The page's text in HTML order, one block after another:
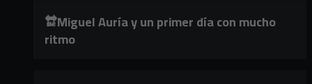
🔛Miguel Auría y un primer día con mucho
ritmo